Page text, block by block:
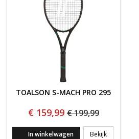
S-MACH PRO 310
TOALSON S-MACH PRO 295
€ 159,99 € 199,99
In winkelwagen BekijkTOALSON